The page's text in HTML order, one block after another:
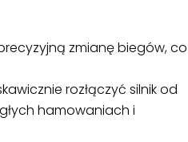
zmianę biegów, co
rozłączyć silnik od
hamowaniach i